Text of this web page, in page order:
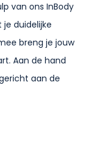
van ons InBody
duidelijke
breng je jouw
Aan de hand
aan de